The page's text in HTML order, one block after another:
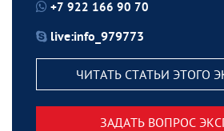
+7 922 166 90 70
live:info_979773
ЧИТАТЬ СТАТЬИ ЭТОГО
ЗАДАТЬ ВОПРОС